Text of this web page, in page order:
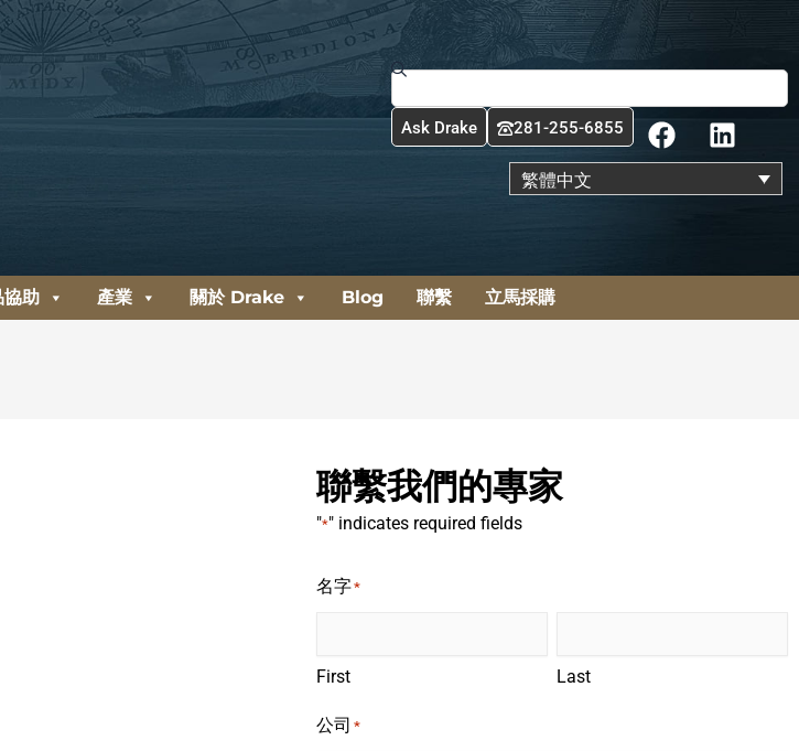
搜
尋
Ask Drake 281-255-6855
F
a
c
e
o
k
L
i
n
k
i
n
繁體中文
協助 產業 關於 Drake Blog 聯繫 立馬採購
聯繫我們的專家
"*" indicates required fields
名字*
First Last
公司 *